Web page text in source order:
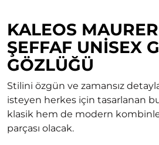
KALEOS
ŞEFFAF UNISEX
GÖZLÜĞÜ
Stilini özgün ve zamansız
isteyen herkes için tasarlanan
klasik hem de modern
parçası olacak.